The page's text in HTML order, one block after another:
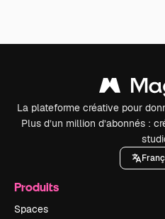
La plateforme créative pour
Plus d’un million d’abonnés :
Produits
Spaces